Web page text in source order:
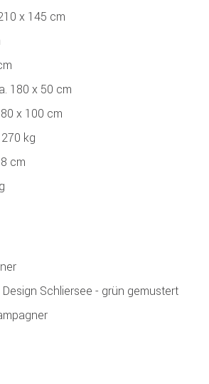
x 145 cm
180 x 50 cm
x 100 cm
kg
cm
Schliersee - grün gemustert